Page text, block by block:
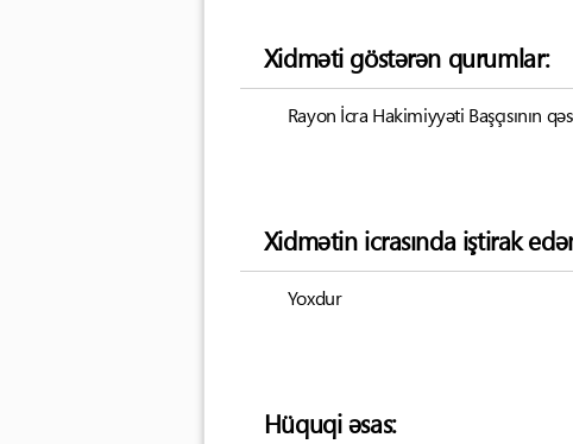
Xidməti göstərən qurumlar:
Rayon İcra Hakimiyyəti Başçısının
Xidmətin icrasında iştirak
Yoxdur
Hüquqi əsas: